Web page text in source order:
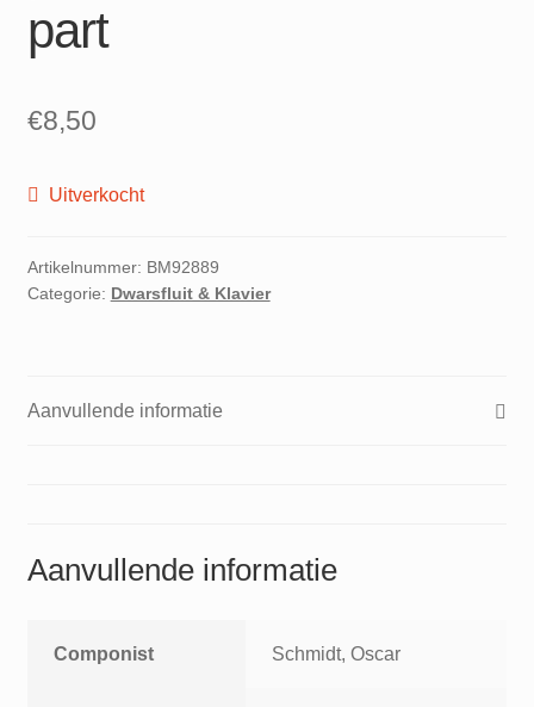
part
€8,50
Uitverkocht
Artikelnummer: BM92889
Categorie: Dwarsfluit & Klavier
Aanvullende informatie
Aanvullende informatie
Componist Schmidt, Oscar